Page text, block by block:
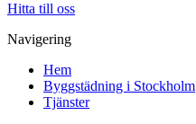
Hitta till oss
Navigering
Hem
Byggstädning i Stockholm
Tjänster